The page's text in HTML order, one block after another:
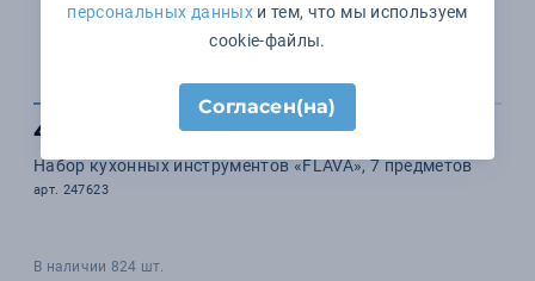
4 759 ₽
Набор кухонных инструментов «FLAVA», 7 предметов
арт. 247623
В наличии 824 шт.
персональных данныхи тем, что мы используем
cookie-файлы.
Согласен(на)